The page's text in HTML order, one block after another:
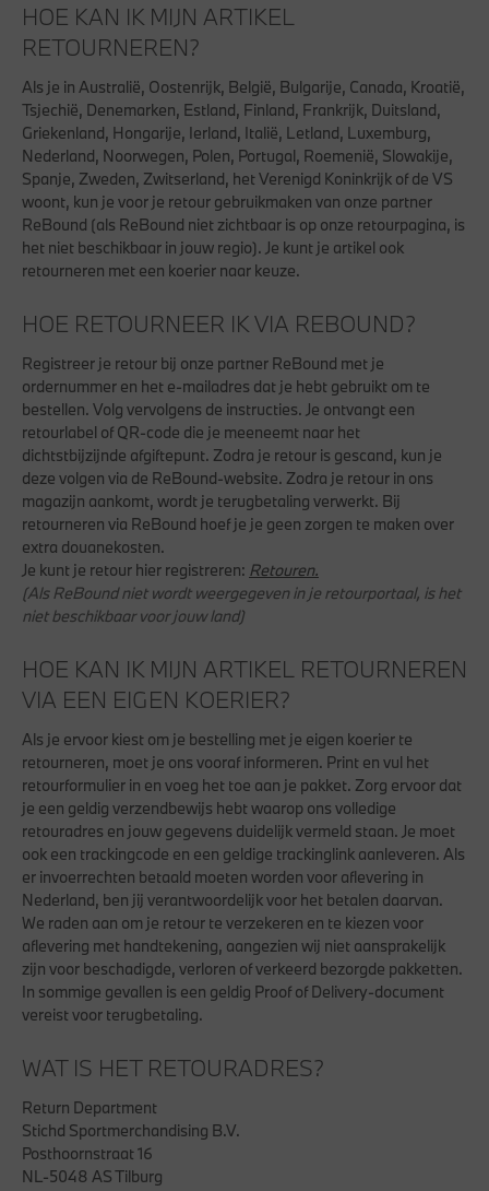
HOE KAN IK MIJN ARTIKEL
RETOURNEREN?
Als je in Australië, Oostenrijk, België, Bulgarije, Canada, Kroatië,
Tsjechië, Denemarken, Estland, Finland, Frankrijk, Duitsland,
Griekenland, Hongarije, Ierland, Italië, Letland, Luxemburg,
Nederland, Noorwegen, Polen, Portugal, Roemenië, Slowakije,
Spanje, Zweden, Zwitserland, het Verenigd Koninkrijk of de VS
woont, kun je voor je retour gebruikmaken van onze partner
ReBound (als ReBound niet zichtbaar is op onze retourpagina, is
het niet beschikbaar in jouw regio). Je kunt je artikel ook
retourneren met een koerier naar keuze.
HOE RETOURNEER IK VIA REBOUND?
Registreer je retour bij onze partner ReBound met je
ordernummer en het e-mailadres dat je hebt gebruikt om te
bestellen. Volg vervolgens de instructies. Je ontvangt een
retourlabel of QR-code die je meeneemt naar het
dichtstbijzijnde afgiftepunt. Zodra je retour is gescand, kun je
deze volgen via de ReBound-website. Zodra je retour in ons
magazijn aankomt, wordt je terugbetaling verwerkt. Bij
retourneren via ReBound hoef je je geen zorgen te maken over
extra douanekosten.
Je kunt je retour hier registreren: Retouren.
(Als ReBound niet wordt weergegeven in je retourportaal, is het
niet beschikbaar voor jouw land)
HOE KAN IK MIJN ARTIKEL RETOURNEREN
VIA EEN EIGEN KOERIER?
Als je ervoor kiest om je bestelling met je eigen koerier te
retourneren, moet je ons vooraf informeren. Print en vul het
retourformulier in en voeg het toe aan je pakket. Zorg ervoor dat
je een geldig verzendbewijs hebt waarop ons volledige
retouradres en jouw gegevens duidelijk vermeld staan. Je moet
ook een trackingcode en een geldige trackinglink aanleveren. Als
er invoerrechten betaald moeten worden voor aflevering in
Nederland, ben jij verantwoordelijk voor het betalen daarvan.
We raden aan om je retour te verzekeren en te kiezen voor
aflevering met handtekening, aangezien wij niet aansprakelijk
zijn voor beschadigde, verloren of verkeerd bezorgde pakketten.
In sommige gevallen is een geldig Proof of Delivery-document
vereist voor terugbetaling.
WAT IS HET RETOURADRES?
Return Department
Stichd Sportmerchandising B.V.
Posthoornstraat 16
NL-5048 AS Tilburg